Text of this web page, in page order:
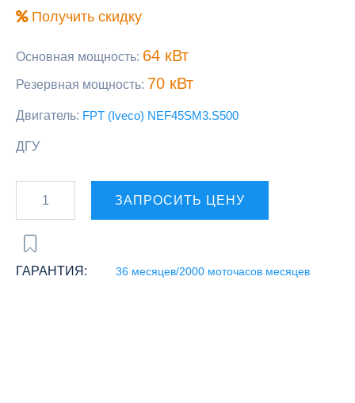
Получить скидку
Основная мощность: 64 кВт
Резервная мощность: 70 кВт
Двигатель: FPT (Iveco) NEF45SM3.S500
ДГУ
ЗАПРОСИТЬ ЦЕНУ
ГАРАНТИЯ: 36 месяцев/2000 моточасов месяцев